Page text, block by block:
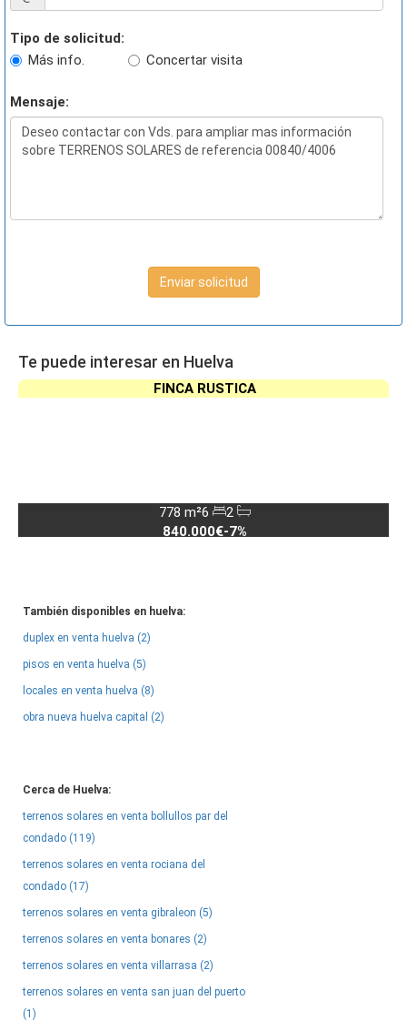
Tipo de solicitud:
Más info.
Concertar visita
Mensaje:
Enviar solicitud
Te puede interesar en Huelva
FINCA RUSTICA
778 m²6
2
840.000€-7%
También disponibles en huelva:
duplex en venta huelva (2)
pisos en venta huelva (5)
locales en venta huelva (8)
obra nueva huelva capital (2)
Cerca de Huelva:
terrenos solares en venta bollullos par del
condado (119)
terrenos solares en venta rociana del
condado (17)
terrenos solares en venta gibraleon (5)
terrenos solares en venta bonares (2)
terrenos solares en venta villarrasa (2)
terrenos solares en venta san juan del puerto
(1)